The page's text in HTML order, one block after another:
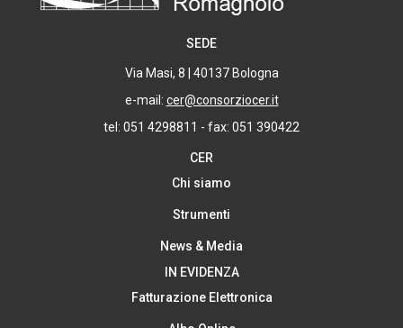
SEDE
Via Masi, 8 | 40137 Bologna
e-mail: cer@consorziocer.it
tel: 051 4298811 - fax: 051 390422
CER
Chi siamo
Strumenti
News & Media
IN EVIDENZA
Fatturazione Elettronica